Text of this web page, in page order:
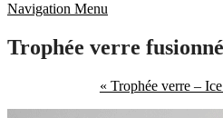
Navigation Menu
Trophée verre
« Trophée verre –